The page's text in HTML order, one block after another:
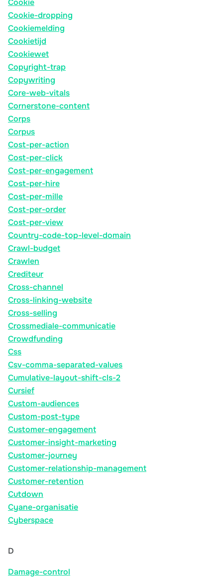
Cookie
Cookie-dropping
Cookiemelding
Cookietijd
Cookiewet
Copyright-trap
Copywriting
Core-web-vitals
Cornerstone-content
Corps
Corpus
Cost-per-action
Cost-per-click
Cost-per-engagement
Cost-per-hire
Cost-per-mille
Cost-per-order
Cost-per-view
Country-code-top-level-domain
Crawl-budget
Crawlen
Crediteur
Cross-channel
Cross-linking-website
Cross-selling
Crossmediale-communicatie
Crowdfunding
Css
Csv-comma-separated-values
Cumulative-layout-shift-cls-2
Cursief
Custom-audiences
Custom-post-type
Customer-engagement
Customer-insight-marketing
Customer-journey
Customer-relationship-management
Customer-retention
Cutdown
Cyane-organisatie
Cyberspace
D
Damage-control